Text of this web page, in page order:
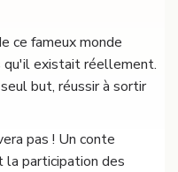
ce fameux monde
qu'il existait réellement.
but, réussir à sortir
pas ! Un conte
la participation des